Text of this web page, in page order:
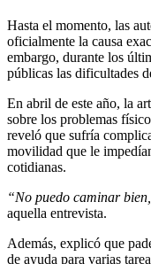
Hasta el momento, las
oficialmente la causa
embargo, durante los
públicas las dificultades
En abril de este año, la
sobre los problemas
reveló que sufría
movilidad que le
cotidianas.
“No puedo caminar
aquella entrevista.
Además, explicó que
de ayuda para varias